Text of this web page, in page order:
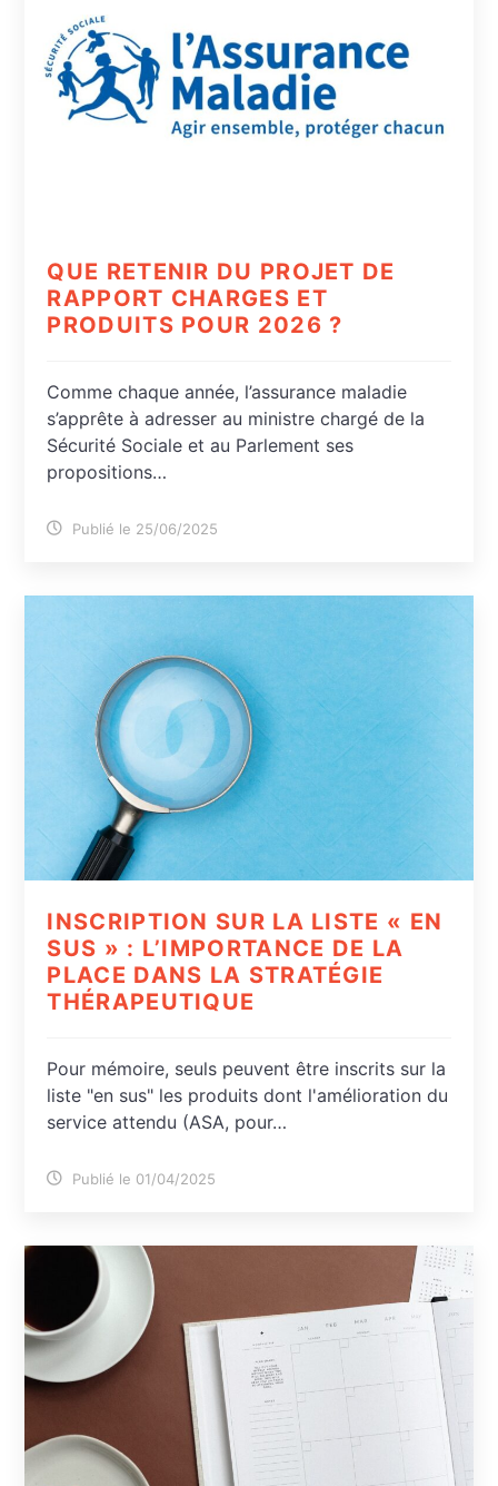
QUE RETENIR DU PROJET DE
RAPPORT CHARGES ET
PRODUITS POUR 2026 ?
Comme chaque année, l’assurance maladie
s’apprête à adresser au ministre chargé de la
Sécurité Sociale et au Parlement ses
propositions…
Publié le 25/06/2025
INSCRIPTION SUR LA LISTE « EN
SUS » : L’IMPORTANCE DE LA
PLACE DANS LA STRATÉGIE
THÉRAPEUTIQUE
Pour mémoire, seuls peuvent être inscrits sur la
liste "en sus" les produits dont l'amélioration du
service attendu (ASA, pour…
Publié le 01/04/2025